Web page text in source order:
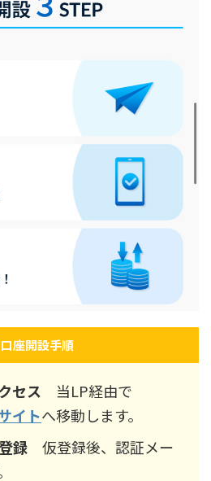
口座開設手順
セス 当LP経由で
イトへ移動します。
録 仮登録後、認証メー